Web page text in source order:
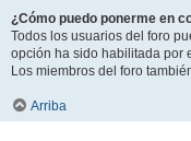
¿Cómo puedo ponerme en
Todos los usuarios del foro
opción ha sido habilitada por
Los miembros del foro
Arriba